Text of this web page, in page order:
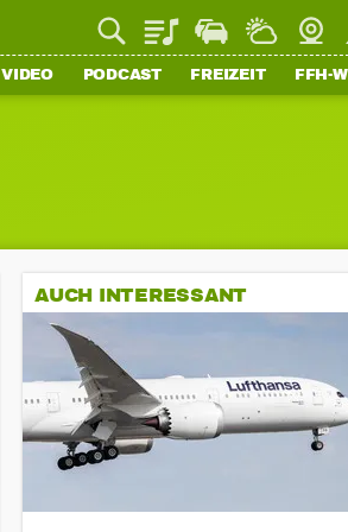
PlaylistStaupilotWetter
VIDEO PODCAST FREIZEIT FFH-
AUCH INTERESSANT